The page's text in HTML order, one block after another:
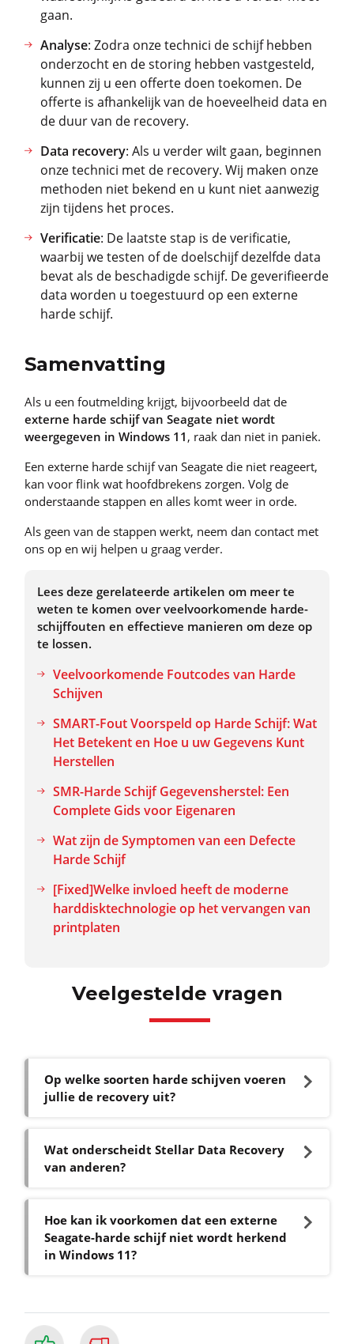
gaan.
Analyse: Zodra onze technici de schijf hebben
onderzocht en de storing hebben vastgesteld,
kunnen zij u een offerte doen toekomen. De
offerte is afhankelijk van de hoeveelheid data en
de duur van de recovery.
Data recovery: Als u verder wilt gaan, beginnen
onze technici met de recovery. Wij maken onze
methoden niet bekend en u kunt niet aanwezig
zijn tijdens het proces.
Verificatie: De laatste stap is de verificatie,
waarbij we testen of de doelschijf dezelfde data
bevat als de beschadigde schijf. De geverifieerde
data worden u toegestuurd op een externe
harde schijf.
Samenvatting
Als u een foutmelding krijgt, bijvoorbeeld dat de
externe harde schijf van Seagate niet wordt
weergegeven in Windows 11 , raak dan niet in paniek.
Een externe harde schijf van Seagate die niet reageert,
kan voor flink wat hoofdbrekens zorgen. Volg de
onderstaande stappen en alles komt weer in orde.
Als geen van de stappen werkt, neem dan contact met
ons op en wij helpen u graag verder.
Lees deze gerelateerde artikelen om meer te
weten te komen over veelvoorkomende harde-
schijffouten en effectieve manieren om deze op
te lossen.
Veelvoorkomende Foutcodes van Harde
Schijven
SMART-Fout Voorspeld op Harde Schijf: Wat
Het Betekent en Hoe u uw Gegevens Kunt
Herstellen
SMR-Harde Schijf Gegevensherstel: Een
Complete Gids voor Eigenaren
Wat zijn de Symptomen van een Defecte
Harde Schijf
[Fixed]Welke invloed heeft de moderne
harddisktechnologie op het vervangen van
printplaten
Veelgestelde vragen
Op welke soorten harde schijven voeren
jullie de recovery uit?
Wat onderscheidt Stellar Data Recovery
van anderen?
Hoe kan ik voorkomen dat een externe
Seagate-harde schijf niet wordt herkend
in Windows 11?